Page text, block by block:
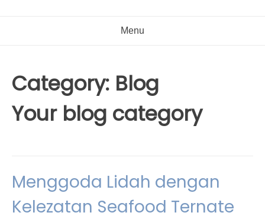
Menu
Category: Blog
Your blog category
Menggoda Lidah dengan
Kelezatan Seafood Ternate